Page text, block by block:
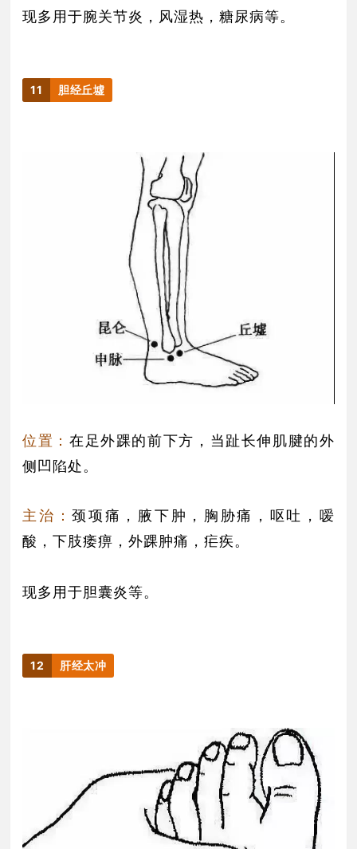
现多用于腕关节炎，风湿热，糖尿病等。
11 胆经丘墟
位置： 在足外踝的前下方，当趾长伸肌腱的外
侧凹陷处。
主治：颈项痛，腋下肿，胸胁痛，呕吐，嗳
酸，下肢痿痹，外踝肿痛，疟疾。
现多用于胆囊炎等。
12 肝经太冲